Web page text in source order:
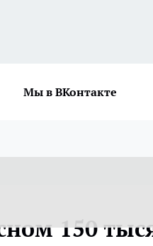
Мы в ВКонтакте
150